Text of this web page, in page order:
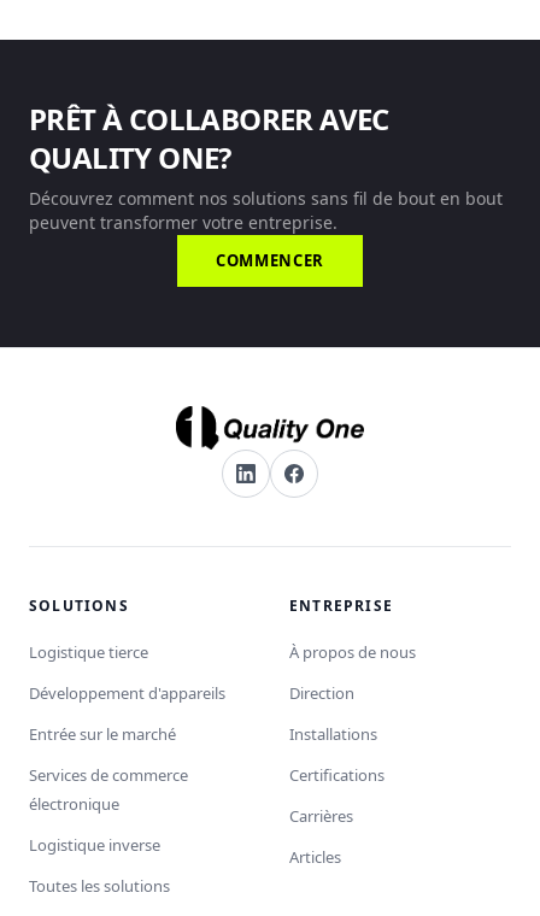
PRÊT À COLLABORER AVEC
QUALITY ONE?
Découvrez comment nos solutions sans fil de bout en bout
peuvent transformer votre entreprise.
COMMENCER
SOLUTIONS
Logistique tierce
Développement d'appareils
Entrée sur le marché
Services de commerce
électronique
Logistique inverse
Toutes les solutions
ENTREPRISE
À propos de nous
Direction
Installations
Certifications
Carrières
Articles